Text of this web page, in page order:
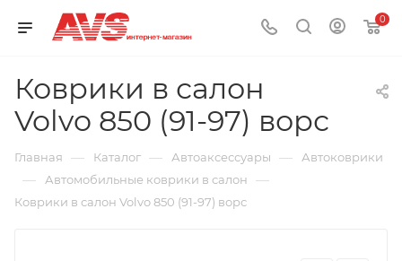
0
Коврики в салон
Volvo 850 (91-97) ворс
Главная — Каталог — Автоаксессуары — Автоковрики
— Автомобильные коврики в салон —
Коврики в салон Volvo 850 (91-97) ворс